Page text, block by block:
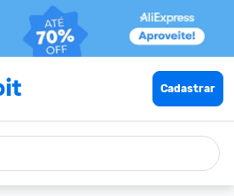
Cadastrar